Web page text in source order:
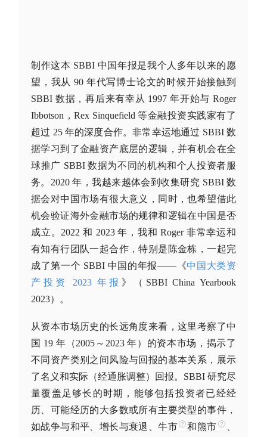
制作这本 SBBI 中国年报是我个人多年以来的愿
望，我从 90 年代写博士论文的时候开始接触到
SBBI 数据，再后来有幸从 1997 年开始与 Roger
Ibbotson，Rex Sinquefield 等金融投资实践家有了
超过 25 年的深度合作。非常幸运地通过 SBBI 数
据学习到了金融资产底层的逻辑，并有机会在全
球推广 SBBI 数据为不同的机构和个人投资者服
务。2020 年，我越来越体会到收集研究 SBBI 数
据会对中国市场有很大意义，同时，也希望借此
机会验证海外金融市场的规律和逻辑在中国是否
成立。2022 和 2023 年，我和 Roger 非常幸运和
有知有行团队一起合作，特别是陈金栋，一起完
成了第一个 SBBI 中国的年报——《中国 大类资
产 投资 2023 年报 》（SBBI China Yearbook
2023）。
从资本市场历史的长远角度来看，这里考察了中
国 19 年（2005～2023 年）的资本市场，揭示了
不同资产类别之间风险与回报的基本关系，展示
了名义和实际（经通胀调整）回报。SBBI 研究尽
量覆盖足够长的时期，能够包括投资者已经经
历、可能经历的大多数或所有主要类型的事件，
如战争与和平、增长与衰退、牛市 和熊市